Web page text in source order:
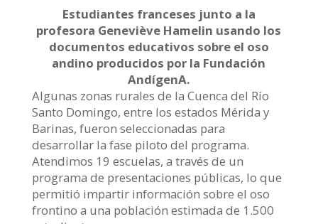
Estudiantes franceses junto a la
profesora Geneviève Hamelin usando los
documentos educativos sobre el oso
andino producidos por la Fundación
AndígenA.
Algunas zonas rurales de la Cuenca del Río
Santo Domingo, entre los estados Mérida y
Barinas, fueron seleccionadas para
desarrollar la fase piloto del programa.
Atendimos 19 escuelas, a través de un
programa de presentaciones públicas, lo que
permitió impartir información sobre el oso
frontino a una población estimada de 1.500